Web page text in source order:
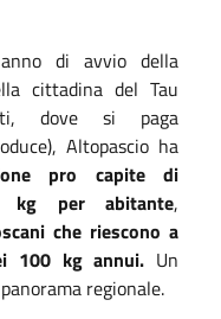
di avvio della
cittadina del Tau
dove si paga
Altopascio ha
pro capite di
kg per abitante,
che riescono a
100 kg annui. Un
regionale.